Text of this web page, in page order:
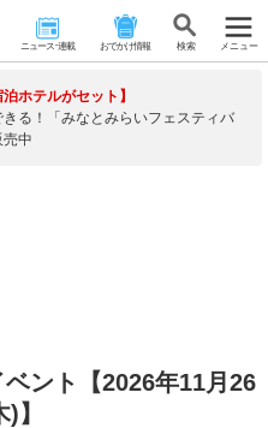
ニュース･連載 おでかけ情報 検 索 メニュー
ホテルがセット】
る！「みなとみらいフェスティバ
中
ント【2026年11月26
】